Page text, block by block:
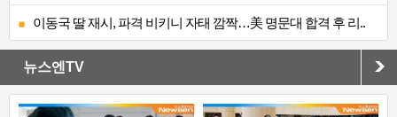
이동국 딸 재시, 파격 비키니 자태 깜짝…美 명문대 합격 후 리..
뉴스엔TV